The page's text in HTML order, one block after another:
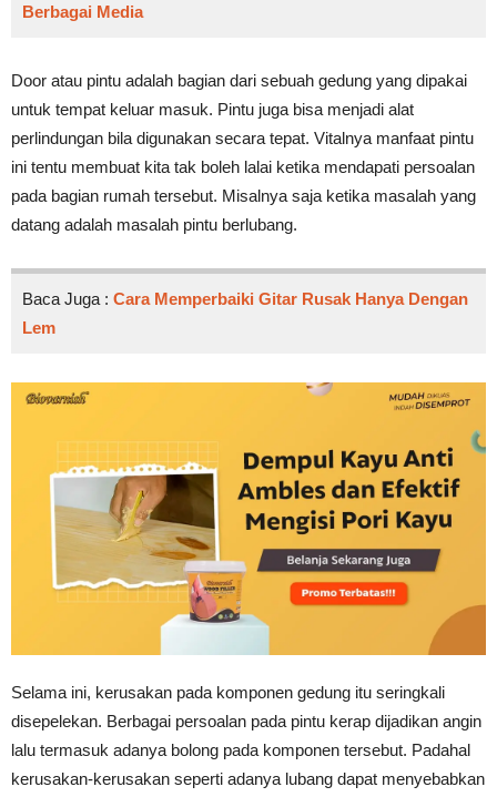
Berbagai Media
Door atau pintu adalah bagian dari sebuah gedung yang dipakai
untuk tempat keluar masuk. Pintu juga bisa menjadi alat
perlindungan bila digunakan secara tepat. Vitalnya manfaat pintu
ini tentu membuat kita tak boleh lalai ketika mendapati persoalan
pada bagian rumah tersebut. Misalnya saja ketika masalah yang
datang adalah masalah pintu berlubang.
Baca Juga : Cara Memperbaiki Gitar Rusak Hanya Dengan
Lem
Selama ini, kerusakan pada komponen gedung itu seringkali
disepelekan. Berbagai persoalan pada pintu kerap dijadikan angin
lalu termasuk adanya bolong pada komponen tersebut. Padahal
kerusakan-kerusakan seperti adanya lubang dapat menyebabkan